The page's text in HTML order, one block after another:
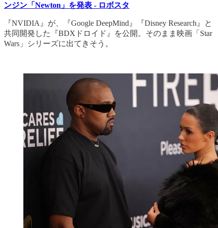
ンジン「Newton」を発表 - ロボスタ
『NVIDIA』が、『Google DeepMind』『Disney Research』と
共同開発した『BDXドロイド』を公開。そのまま映画「Star
Wars」シリーズに出てきそう。